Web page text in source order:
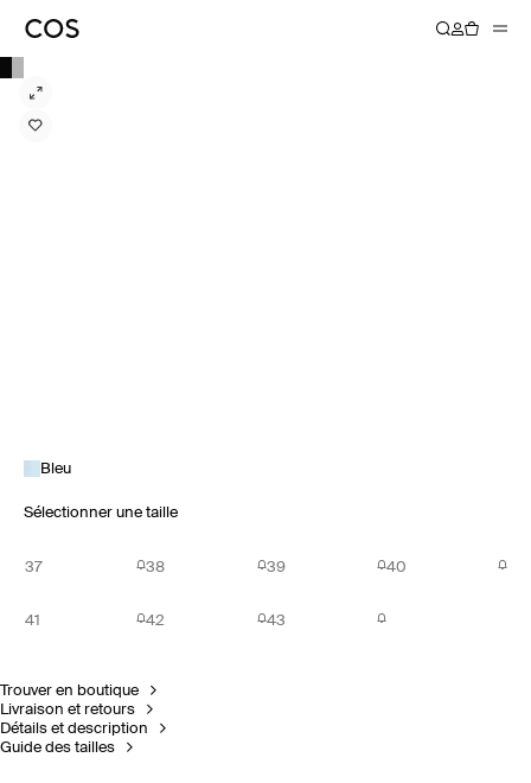
Bleu
Sélectionner une taille
37 38 39 40
41 42 43
Trouver en boutique
Livraison et retours
Détails et description
Guide des tailles